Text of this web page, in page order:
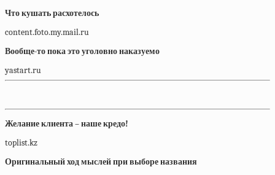
Что кушать расхотелось
content.foto.my.mail.ru
Вообще-то пока это уголовно наказуемо
yastart.ru
Желание клиента – наше кредо!
toplist.kz
Оригинальный ход мыслей при выборе названия